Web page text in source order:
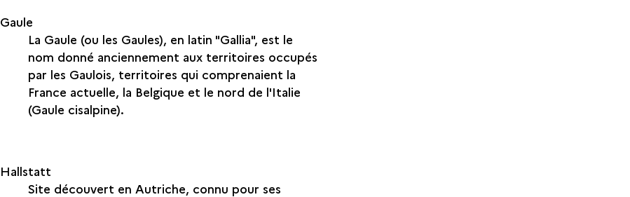
Gaule
La Gaule (ou les Gaules), en latin "Gallia", est le
nom donné anciennement aux territoires occupés
par les Gaulois, territoires qui comprenaient la
France actuelle, la Belgique et le nord de l'Italie
(Gaule cisalpine).
Hallstatt
Site découvert en Autriche, connu pour ses